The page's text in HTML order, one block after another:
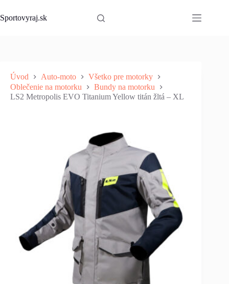
to
content
Sportovyraj.sk
Úvod Auto-moto
Všetko pre motorky
Oblečenie na motorku
Bundy na motorku
LS2 Metropolis EVO Titanium Yellow titán žltá – XL